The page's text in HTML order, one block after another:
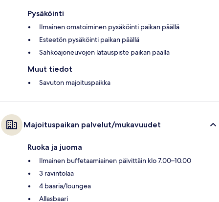
Pysäköinti
Ilmainen omatoiminen pysäköinti paikan päällä
Esteetön pysäköinti paikan päällä
Sähköajoneuvojen latauspiste paikan päällä
Muut tiedot
Savuton majoituspaikka
Majoituspaikan palvelut/mukavuudet
Ruoka ja juoma
Ilmainen buffetaamiainen päivittäin klo 7.00–10.00
3 ravintolaa
4 baaria/loungea
Allasbaari